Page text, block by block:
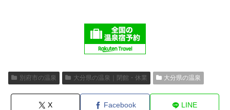
別府市の温泉 大分県の温泉｜閉館・休業 大分県の温泉
X Facebook LINE